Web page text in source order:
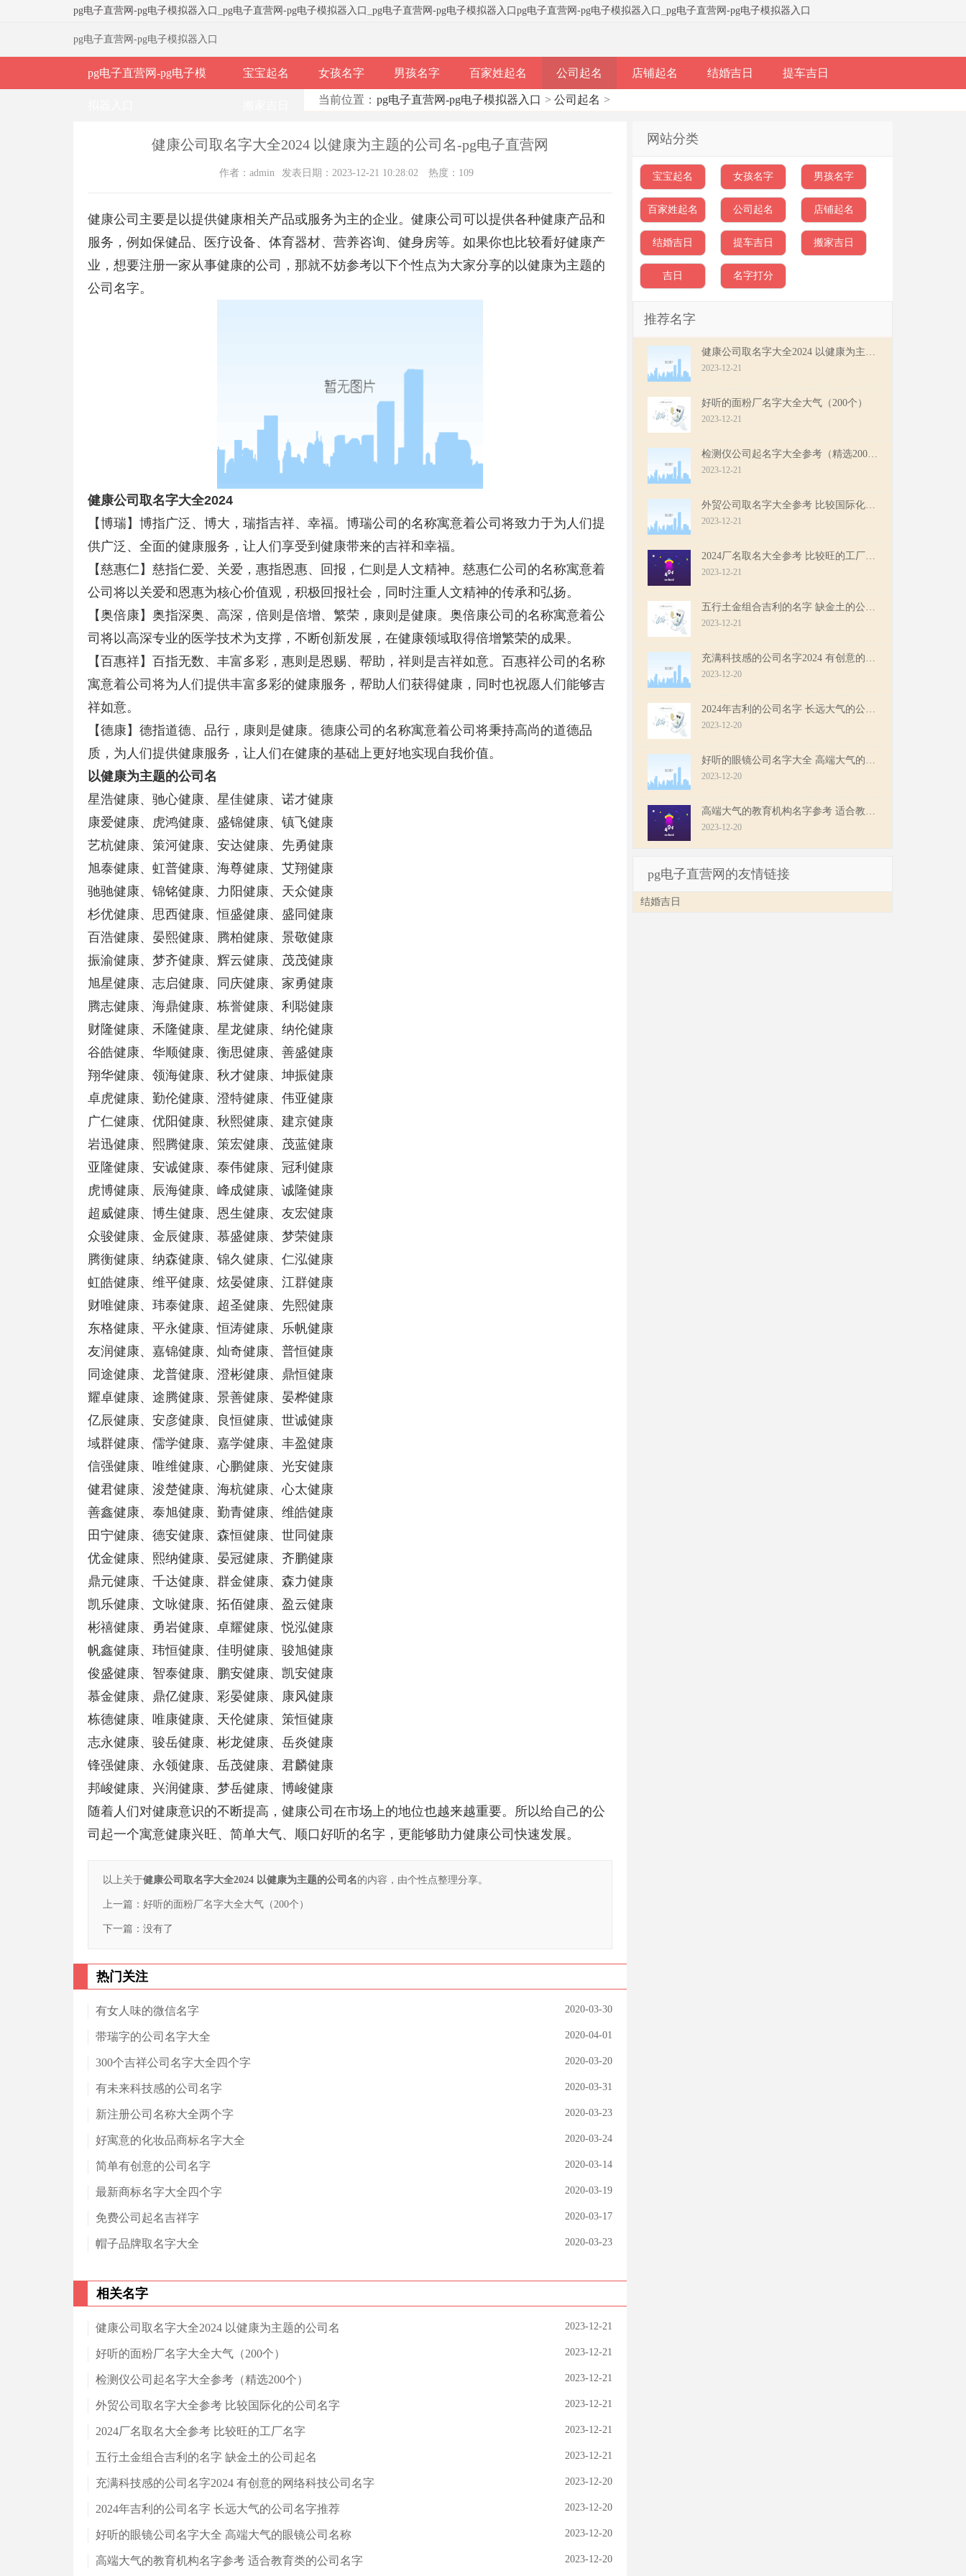
pg电子直营网-pg电子模拟器入口 pg电子直营网-pg电子模拟器入口 pg电子直营网-pg电子模拟器入口 pg电子直营网-pg电子模拟器入口 pg电子直营网-pg电子模拟器入口
pg电子直营网-pg电子模拟器入口
pg电子直营网-pg电子模 宝宝起名 女孩名字 男孩名字 百家姓起名 公司起名 店铺起名 结婚吉日 提车吉日
当前位置： pg电子直营网-pg电子模拟器入口 > 公司起名 >
健康公司取名字大全2024 以健康为主题的公司名-pg电子直营网
作者：admin 发表日期：2023-12-21 10:28:02 热度：109
健康公司主要是以提供健康相关产品或服务为主的企业。健康公司可以提供各种健康产品和
服务，例如保健品、医疗设备、体育器材、营养咨询、健身房等。如果你也比较看好健康产
业，想要注册一家从事健康的公司，那就不妨参考以下个性点为大家分享的以健康为主题的
公司名字。
健康公司取名字大全2024
【博瑞】博指广泛、博大，瑞指吉祥、幸福。博瑞公司的名称寓意着公司将致力于为人们提
供广泛、全面的健康服务，让人们享受到健康带来的吉祥和幸福。
【慈惠仁】慈指仁爱、关爱，惠指恩惠、回报，仁则是人文精神。慈惠仁公司的名称寓意着
公司将以关爱和恩惠为核心价值观，积极回报社会，同时注重人文精神的传承和弘扬。
【奥倍康】奥指深奥、高深，倍则是倍增、繁荣，康则是健康。奥倍康公司的名称寓意着公
司将以高深专业的医学技术为支撑，不断创新发展，在健康领域取得倍增繁荣的成果。
【百惠祥】百指无数、丰富多彩，惠则是恩赐、帮助，祥则是吉祥如意。百惠祥公司的名称
寓意着公司将为人们提供丰富多彩的健康服务，帮助人们获得健康，同时也祝愿人们能够吉
祥如意。
【德康】德指道德、品行，康则是健康。德康公司的名称寓意着公司将秉持高尚的道德品
质，为人们提供健康服务，让人们在健康的基础上更好地实现自我价值。
以健康为主题的公司名
星浩健康、驰心健康、星佳健康、诺才健康
康爱健康、虎鸿健康、盛锦健康、镇飞健康
艺杭健康、策河健康、安达健康、先勇健康
旭泰健康、虹普健康、海尊健康、艾翔健康
驰驰健康、锦铭健康、力阳健康、天众健康
杉优健康、思西健康、恒盛健康、盛同健康
百浩健康、晏熙健康、腾柏健康、景敬健康
振渝健康、梦齐健康、辉云健康、茂茂健康
旭星健康、志启健康、同庆健康、家勇健康
腾志健康、海鼎健康、栋誉健康、利聪健康
财隆健康、禾隆健康、星龙健康、纳伦健康
谷皓健康、华顺健康、衡思健康、善盛健康
翔华健康、领海健康、秋才健康、坤振健康
卓虎健康、勤伦健康、澄特健康、伟亚健康
广仁健康、优阳健康、秋熙健康、建京健康
岩迅健康、熙腾健康、策宏健康、茂蓝健康
亚隆健康、安诚健康、泰伟健康、冠利健康
虎博健康、辰海健康、峰成健康、诚隆健康
超威健康、博生健康、恩生健康、友宏健康
众骏健康、金辰健康、慕盛健康、梦荣健康
腾衡健康、纳森健康、锦久健康、仁泓健康
虹皓健康、维平健康、炫晏健康、江群健康
财唯健康、玮泰健康、超圣健康、先熙健康
东格健康、平永健康、恒涛健康、乐帆健康
友润健康、嘉锦健康、灿奇健康、普恒健康
同途健康、龙普健康、澄彬健康、鼎恒健康
耀卓健康、途腾健康、景善健康、晏桦健康
亿辰健康、安彦健康、良恒健康、世诚健康
域群健康、儒学健康、嘉学健康、丰盈健康
信强健康、唯维健康、心鹏健康、光安健康
健君健康、浚楚健康、海杭健康、心太健康
善鑫健康、泰旭健康、勤青健康、维皓健康
田宁健康、德安健康、森恒健康、世同健康
优金健康、熙纳健康、晏冠健康、齐鹏健康
鼎元健康、千达健康、群金健康、森力健康
凯乐健康、文咏健康、拓佰健康、盈云健康
彬禧健康、勇岩健康、卓耀健康、悦泓健康
帆鑫健康、玮恒健康、佳明健康、骏旭健康
俊盛健康、智泰健康、鹏安健康、凯安健康
慕金健康、鼎亿健康、彩晏健康、康风健康
栋德健康、唯康健康、天伦健康、策恒健康
志永健康、骏岳健康、彬龙健康、岳炎健康
锋强健康、永领健康、岳茂健康、君麟健康
邦峻健康、兴润健康、梦岳健康、博峻健康
随着人们对健康意识的不断提高，健康公司在市场上的地位也越来越重要。所以给自己的公
司起一个寓意健康兴旺、简单大气、顺口好听的名字，更能够助力健康公司快速发展。
以上关于健康公司取名字大全2024 以健康为主题的公司名的内容，由个性点整理分享。
上一篇： 好听的面粉厂名字大全大气（200个）
下一篇：没有了
热门关注
2020-03-30
有女人味的微信名字
2020-04-01
带瑞字的公司名字大全
2020-03-20
300个吉祥公司名字大全四个字
2020-03-31
有未来科技感的公司名字
2020-03-23
新注册公司名称大全两个字
2020-03-24
好寓意的化妆品商标名字大全
2020-03-14
简单有创意的公司名字
2020-03-19
最新商标名字大全四个字
2020-03-17
免费公司起名吉祥字
2020-03-23
帽子品牌取名字大全
相关名字
2023-12-21
健康公司取名字大全2024 以健康为主题的公司名
2023-12-21
好听的面粉厂名字大全大气（200个）
2023-12-21
检测仪公司起名字大全参考（精选200个）
2023-12-21
外贸公司取名字大全参考 比较国际化的公司名字
2023-12-21
2024厂名取名大全参考 比较旺的工厂名字
2023-12-21
五行土金组合吉利的名字 缺金土的公司起名
2023-12-20
充满科技感的公司名字2024 有创意的网络科技公司名字
2023-12-20
2024年吉利的公司名字 长远大气的公司名字推荐
2023-12-20
好听的眼镜公司名字大全 高端大气的眼镜公司名称
2023-12-20
高端大气的教育机构名字参考 适合教育类的公司名字
网站分类
宝宝起名 女孩名字 男孩名字
百家姓起名 公司起名 店铺起名
结婚吉日 提车吉日 搬家吉日
吉日 名字打分
推荐名字
2023-12-21
好听的面粉厂名字大全大气（200个）
2023-12-21
2023-12-21
2023-12-21
2023-12-21
2023-12-21
2023-12-20
2023-12-20
2023-12-20
2023-12-20
pg电子直营网的友情链接
结婚吉日